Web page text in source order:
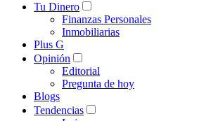
Tu Dinero
Finanzas Personales
Inmobiliarias
Plus G
Opinión
Editorial
Pregunta de hoy
Blogs
Tendencias